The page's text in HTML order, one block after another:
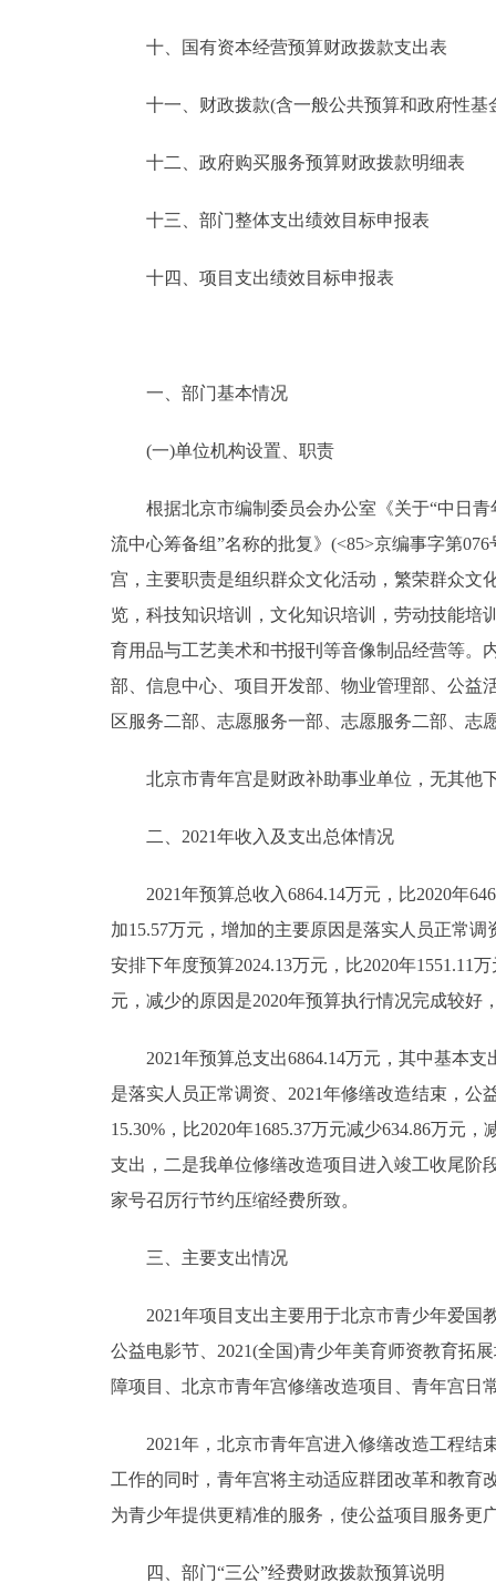
十、国有资本经营预算财政拨款支出表
十一、财政拨款(含一般公共预算和政府性基
十二、政府购买服务预算财政拨款明细表
十三、部门整体支出绩效目标申报表
十四、项目支出绩效目标申报表
一、部门基本情况
(一)单位机构设置、职责
根据北京市编制委员会办公室《关于“中日青
流中心筹备组”名称的批复》(<85>京编事字第
宫，主要职责是组织群众文化活动，繁荣群众文
览，科技知识培训，文化知识培训，劳动技能培
育用品与工艺美术和书报刊等音像制品经营等。
部、信息中心、项目开发部、物业管理部、公益
区服务二部、志愿服务一部、志愿服务二部、志
北京市青年宫是财政补助事业单位，无其他下
二、2021年收入及支出总体情况
2021年预算总收入6864.14万元，比2020年
加15.57万元，增加的主要原因是落实人员正常
安排下年度预算2024.13万元，比2020年1551.11
元，减少的原因是2020年预算执行情况完成较好
2021年预算总支出6864.14万元，其中基本支出
是落实人员正常调资、2021年修缮改造结束，公
15.30%，比2020年1685.37万元减少634.86万元
支出，二是我单位修缮改造项目进入竣工收尾阶
家号召厉行节约压缩经费所致。
三、主要支出情况
2021年项目支出主要用于北京市青少年爱国
公益电影节、2021(全国)青少年美育师资教育拓
障项目、北京市青年宫修缮改造项目、青年宫日
2021年，北京市青年宫进入修缮改造工程结
工作的同时，青年宫将主动适应群团改革和教育
为青少年提供更精准的服务，使公益项目服务更
四、部门“三公”经费财政拨款预算说明